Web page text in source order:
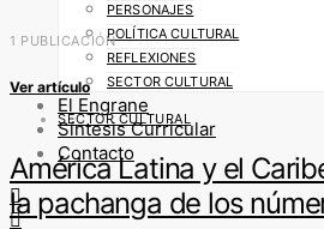
PERSONAJES
POLÍTICA CULTURAL
REFLEXIONES
SECTOR CULTURAL
El Engrane
Síntesis Curricular
Contacto
1 PUBLICACIÓN
Ver artículo
SECTOR CULTURAL
América Latina y el
la pachanga de los